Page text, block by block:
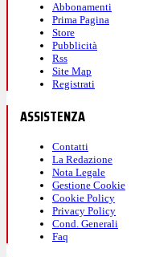
Abbonamenti
Prima Pagina
Store
Pubblicità
Rss
Site Map
Registrati
ASSISTENZA
Contatti
La Redazione
Nota Legale
Gestione Cookie
Cookie Policy
Privacy Policy
Cond. Generali
Faq